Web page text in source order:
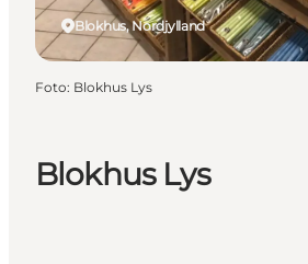
Blokhus Lys
Blokhus, Nordjylland
Foto: Blokhus Lys